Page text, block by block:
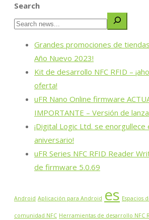
Search
Grandes promociones de
Año Nuevo 2023!
Kit de desarrollo NFC RFID –
oferta!
uFR Nano Online firmware
IMPORTANTE – Versión de
¡Digital Logic Ltd. se enorgullece
aniversario!
uFR Series NFC RFID Reader
de firmware 5.0.69
Android Aplicación para Android es Espacios
comunidad NFC Herramientas de desarrollo NFC